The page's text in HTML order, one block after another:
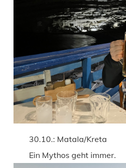
30.10.: Matala/Kreta
Ein Mythos geht immer.